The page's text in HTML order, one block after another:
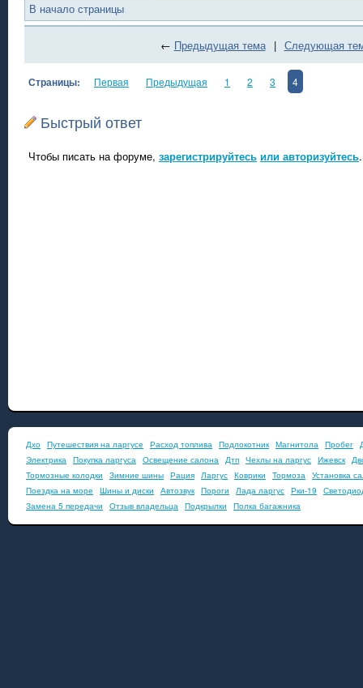
В начало страницы
← Предыдущая тема | Следующая
Страницы: Первая Предыдущая 1 2 3 4
Быстрый ответ
Чтобы писать на форуме, зарегистрируйтесь или авторизуйтесь.
Дхо Путешествия на ларгусе Расход топлива Подлокотник Магнитола Пробег
Электрика Покупка ларгуса Освещение салона Дтп Чехлы на ларгус Ижевск
Тормозные колодки
Зимние шины Рация Ларгус Коврики Тормоза Установка
Поездка на море
Шины и диски Автозвук Пороги Лада ларгус Рки-19
Замена 5 передачи
Отзыв владельца Подкрылки Полка багажника